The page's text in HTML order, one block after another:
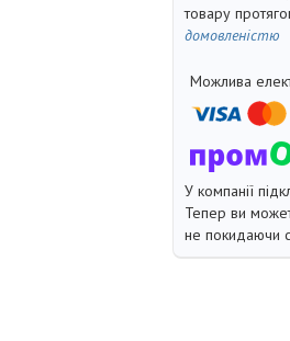
товару
домовленістю
У компанії
Тепер ви
не покидаючи